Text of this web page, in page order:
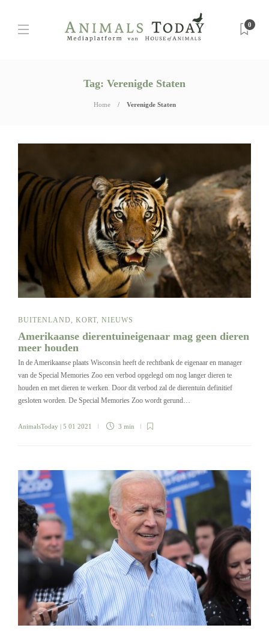
0
Tag: Verenigde Staten
Home Verenigde Staten
BUITENLAND, KORT, NIEUWS
Amerikaanse dierentuineigenaar mag geen dieren
meer houden
In de Amerikaanse plaats Wisconsin heeft de rechtbank de eigenaar en manager
van de Special Memories Zoo een verbod opgelegd om nog langer dieren te
houden en met dieren te werken. Door dit verbod zal de dierentuin definitief
gesloten worden. De Special Memories Zoo wordt gerund…
AnimalsToday | 5 01 2021 3 min